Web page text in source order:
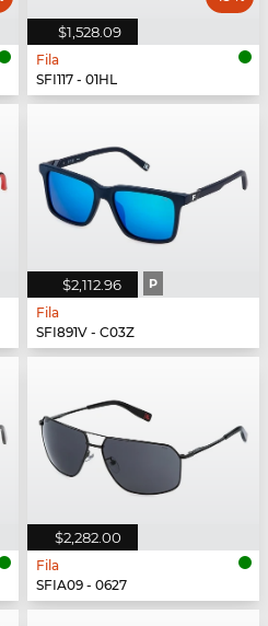
$1,528.09
Fila
SFI117 - 01HL
$2,112.96 P
Fila
SFI891V - C03Z
$2,282.00
Fila
SFIA09 - 0627